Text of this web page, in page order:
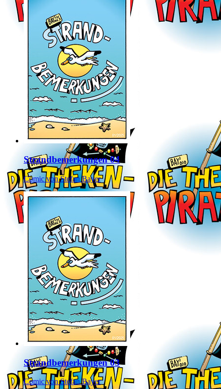
Strandbemerkungen 04
Comic von Stefan Bayer
Strandbemerkungen 03
Comic von Stefan Bayer